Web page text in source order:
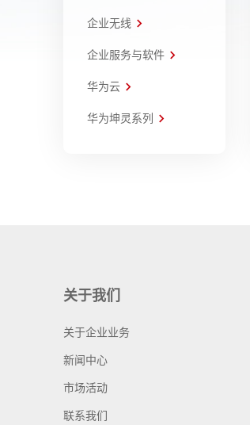
企业无线
企业服务与软件
华为云
华为坤灵系列
关于我们
关于企业业务
新闻中心
市场活动
联系我们